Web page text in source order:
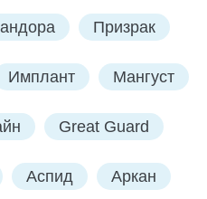
Призрак
Имплант Мангуст
Great Guard
Аспид Аркан